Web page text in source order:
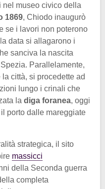
nel museo civico della
1869, Chiodo inaugurò
se i lavori non poterono
data si allagarono i
sanciva la nascita
Parallelamente,
la città, si procedette ad
lungo i crinali che
la diga foranea, oggi
porto dalle mareggiate
strategica, il sito
massicci
della Seconda guerra
completa